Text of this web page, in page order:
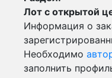
Лот с открытой
Информация о
Необходимо
заполнить